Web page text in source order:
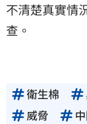
不清楚真實情
查。
衛生棉
威脅